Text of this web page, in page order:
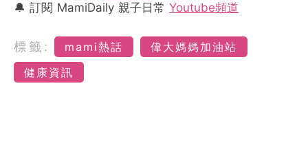
🔔 訂閱 MamiDaily 親子日常 Youtube頻道
標籤: mami熱話
偉大媽媽加油站
健康資訊